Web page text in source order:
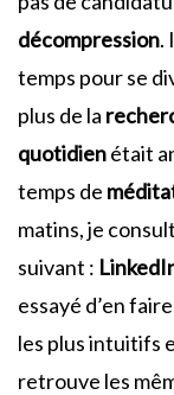
décompression.
temps pour se
plus de la
quotidienétait
temps de
matins, je
suivant :
essayé d’en
les plus intuitifs
retrouve les